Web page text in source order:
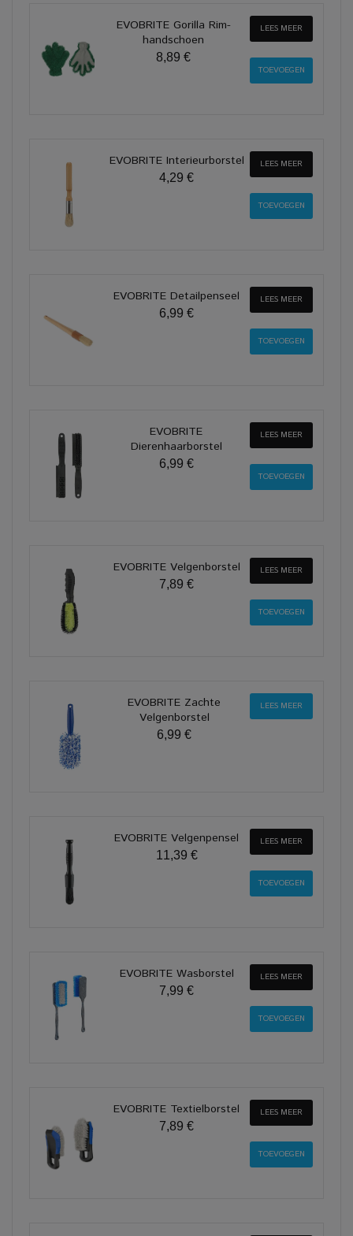
EVOBRITE Gorilla Rim-
handschoen
8,89 €
LEES MEER
EVOBRITE Interieurborstel
4,29 €
LEES MEER
EVOBRITE Detailpenseel
6,99 €
LEES MEER
EVOBRITE
Dierenhaarborstel
6,99 €
LEES MEER
EVOBRITE Velgenborstel
7,89 €
LEES MEER
EVOBRITE Zachte
Velgenborstel
6,99 €
LEES MEER
EVOBRITE Velgenpensel
11,39 €
LEES MEER
EVOBRITE Wasborstel
7,99 €
LEES MEER
EVOBRITE Textielborstel
7,89 €
LEES MEER